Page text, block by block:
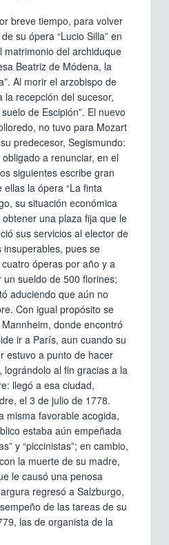
breve tiempo, para volver
su ópera “Lucio Silla” en
matrimonio del archiduque
Beatriz de Módena, la
Al morir el arzobispo de
la recepción del sucesor,
de Escipión”. El nuevo
no tuvo para Mozart
predecesor, Segismundo:
a renunciar, en el
siguientes escribe gran
la ópera “La finta
su situación económica
una plaza fija que le
sus servicios al elector de
insuperables, pues se
óperas por año y a
sueldo de 500 florines;
aduciendo que aún no
Con igual propósito se
donde encontró
ir a París, aun cuando su
estuvo a punto de hacer
al fin gracias a la
llegó a esa ciudad,
el 3 de julio de 1778.
misma favorable acogida,
estaba aún empeñada
y “piccinistas”; en cambio,
la muerte de su madre,
le causó una penosa
regresó a Salzburgo,
de las tareas de su
las de organista de la